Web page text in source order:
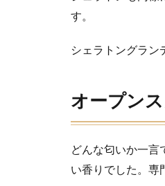
の匂
ク
ホテ
ル内
す。
シェラトングラン
オープン
どんな匂いか一言
い香りでした。専